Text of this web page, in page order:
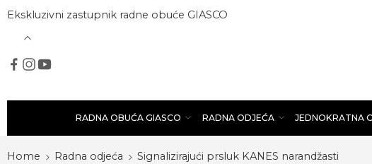
Ekskluzivni zastupnik radne obuće GIASCO
RADNA OBUĆA GIASCO RADNA ODJEĆA JEDNOKRATNA
Home Radna odjeća Signalizirajući prsluk KANES narandžasti